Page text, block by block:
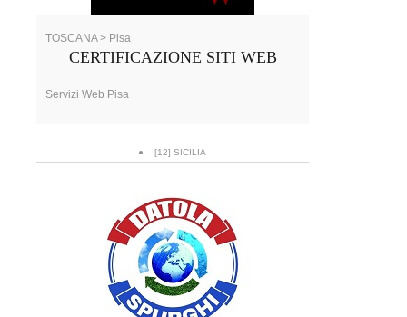
TOSCANA > Pisa
CERTIFICAZIONE SITI WEB
Servizi Web Pisa
[12] SICILIA